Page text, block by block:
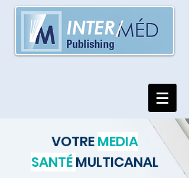
VOTREMEDIA
SANTÉMULTICANAL